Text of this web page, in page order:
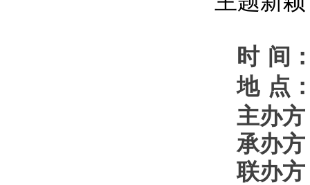
时 间
地 点
主办
承办
联办